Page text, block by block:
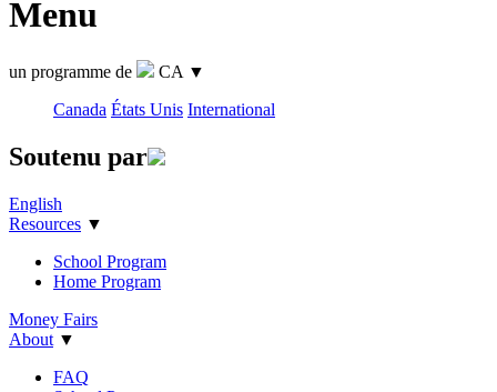
Menu
un programme de CA ▼
Canada États Unis International
Soutenu par
English
Resources ▼
School Program
Home Program
Money Fairs
About ▼
FAQ